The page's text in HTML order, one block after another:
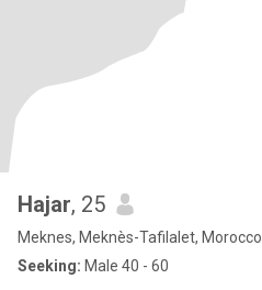
Hajar, 25
Meknes, Meknès-Tafilalet, Morocco
Seeking: Male 40 - 60